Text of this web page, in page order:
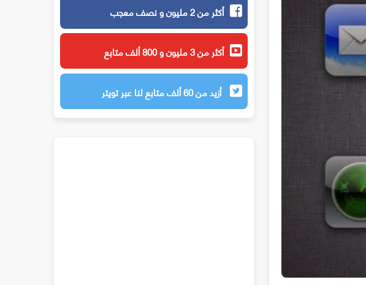
أكثر من 2 مليون و نصف معجب
أكثر من 3 مليون و 800 ألف متابع
أزيد من 60 ألف متابع لنا عبر تويتر